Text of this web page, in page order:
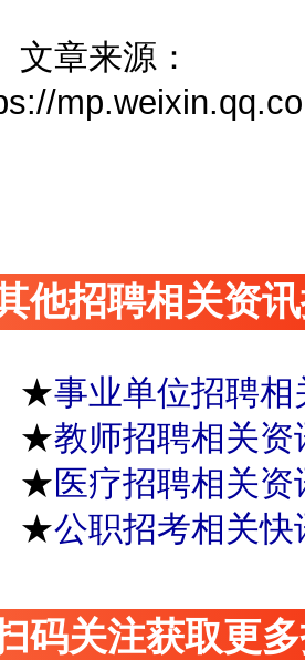
章来源：
他招聘相关资
事业单位招聘相
教师招聘相关资
★医疗招聘相关资
公职招考相关快
码关注获取更